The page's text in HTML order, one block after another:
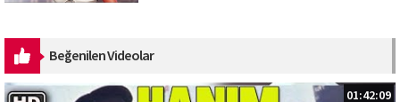
Beğenilen Videolar
01:42:09